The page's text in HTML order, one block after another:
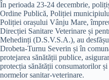
În perioada 23-24 decembrie,
Ordine Publică, Poliției
Poliției orașului Vânju Mare,
Direcției Sanitare Veterinare și
Mehedinți (D.S.V.S.A.), au
Drobeta-Turnu Severin și în
protejarea sănătății publice,
protecția sănătății consumatorilor
normelor sanitar-veterinare.